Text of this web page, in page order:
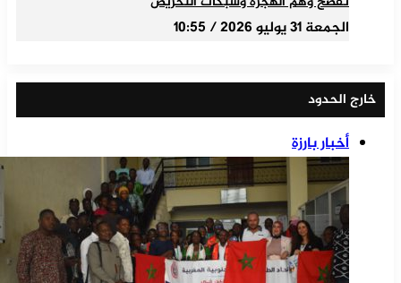
الجمعة 31 يوليو 2026 / 10:55
خارج الحدود
أخبار بارزة